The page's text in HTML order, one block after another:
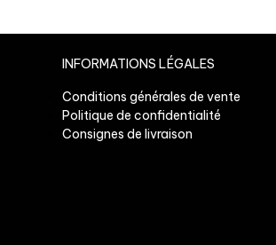
INFORMATIONS LÉGALES
Conditions générales de vente
Politique de confidentialité
Consignes de livraison